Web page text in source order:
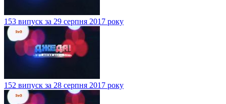
153 випуск за 29 серпня 2017 року
152 випуск за 28 серпня 2017 року